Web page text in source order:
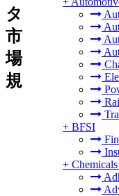
+ BFSI
+
タ
市
場
規